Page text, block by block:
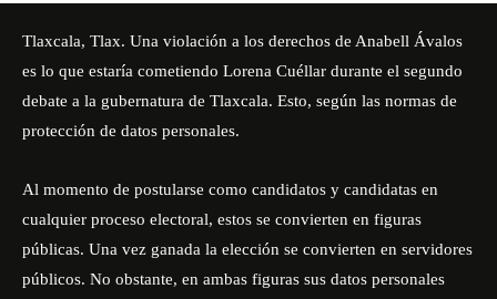
Tlaxcala, Tlax. Una violación a los derechos de Anabell Ávalos
es lo que estaría cometiendo Lorena Cuéllar durante el segundo
debate a la gubernatura de Tlaxcala. Esto, según las normas de
protección de datos personales.
Al momento de postularse como candidatos y candidatas en
cualquier proceso electoral, estos se convierten en figuras
públicas. Una vez ganada la elección se convierten en servidores
públicos. No obstante, en ambas figuras sus datos personales